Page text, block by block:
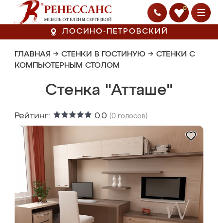
0
ЛОСИНО-ПЕТРОВСКИЙ
ГЛАВНАЯ → СТЕНКИ В ГОСТИНУЮ → СТЕНКИ С
КОМПЬЮТЕРНЫМ СТОЛОМ
Стенка "Атташе"
Рейтинг: 0.0 (0 голосов)